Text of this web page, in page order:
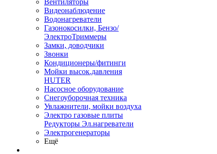
Вентиляторы
Видеонаблюдение
Водонагреватели
Газонокосилки, Бензо/
ЭлектроТриммеры
Замки, доводчики
Звонки
Кондиционеры/фитинги
Мойки высок.давления
HUTER
Насосное оборудование
Снегоуборочная техника
Увлажнители, мойки воздуха
Электро газовые плиты
Редукторы Эл.нагреватели
Электрогенераторы
Ещё